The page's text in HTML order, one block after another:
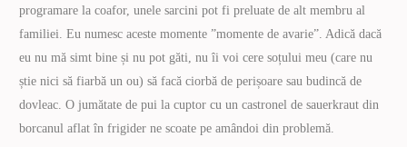
programare la coafor, unele sarcini pot fi preluate de alt membru al
familiei. Eu numesc aceste momente ”momente de avarie”. Adică dacă
eu nu mă simt bine și nu pot găti, nu îi voi cere soțului meu (care nu
știe nici să fiarbă un ou) să facă ciorbă de perișoare sau budincă de
dovleac. O jumătate de pui la cuptor cu un castronel de sauerkraut din
borcanul aflat în frigider ne scoate pe amândoi din problemă.